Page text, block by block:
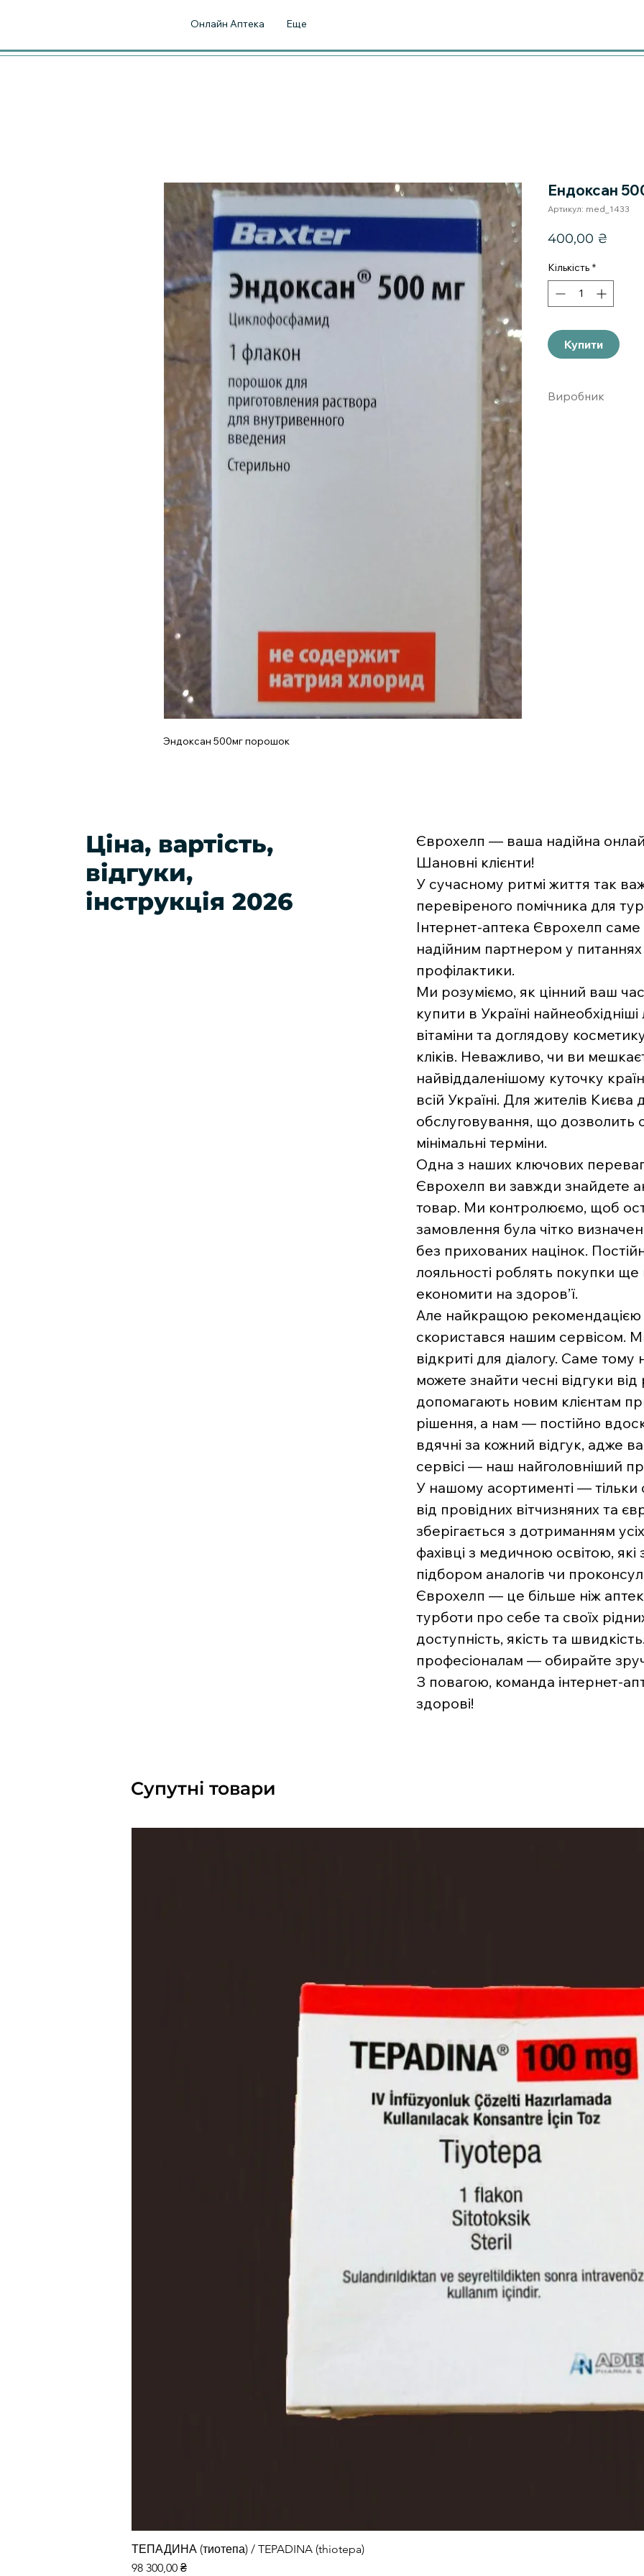
Онлайн Аптека Еще
Эндоксан 500мг порошок
Ендоксан
Артикул: med_1433
400,00 ₴
Кількість *
Купити
Виробник
Ціна, вартість,
відгуки,
інструкція 2026
Єврохелп — ваша надійна
Шановні клієнти!
У сучасному ритмі життя так
перевіреного помічника для
Інтернет-аптека Єврохелп
надійним партнером у питаннях
профілактики.
Ми розуміємо, як цінний ваш
купити в Україні
вітаміни та доглядову
кліків. Неважливо, чи ви
найвіддаленішому куточку
всій Україні. Для жителів
обслуговування, що дозволить
мінімальні терміни.
Одна з наших ключових
Єврохелп ви завжди знайдете
товар. Ми контролюємо, щоб
замовлення була чітко
без прихованих націнок.
лояльності роблять покупки
економити на здоров’ї.
Але найкращою рекомендацією
скористався нашим сервісом. Ми
відкриті для діалогу. Саме тому
можете знайти чесні відгуки
допомагають новим клієнтам
рішення, а нам — постійно
вдячні за кожний відгук, адже
сервісі — наш найголовніший
У нашому асортименті — тільки
від провідних вітчизняних та
зберігається з дотриманням
фахівці з медичною освітою,
підбором аналогів чи
Єврохелп — це більше ніж
турботи про себе та своїх
доступність, якість та
професіоналам — обирайте
З повагою, команда інтернет-
здорові!
Супутні товари
ТЕПАДИНА (тиотепа) / TEPADINA (thiotepa)
Ціна
98 300,00 ₴